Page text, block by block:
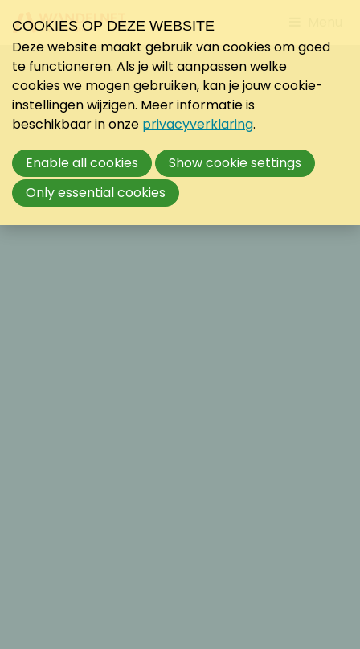
to
COOKIES OP DEZE WEBSITE
Deze website maakt gebruik van cookies om goed
te functioneren. Als je wilt aanpassen welke
cookies we mogen gebruiken, kan je jouw cookie-
instellingen wijzigen. Meer informatie is
beschikbaar in onze privacyverklaring.
Enable all cookies
Show cookie settings
Only essential cookies